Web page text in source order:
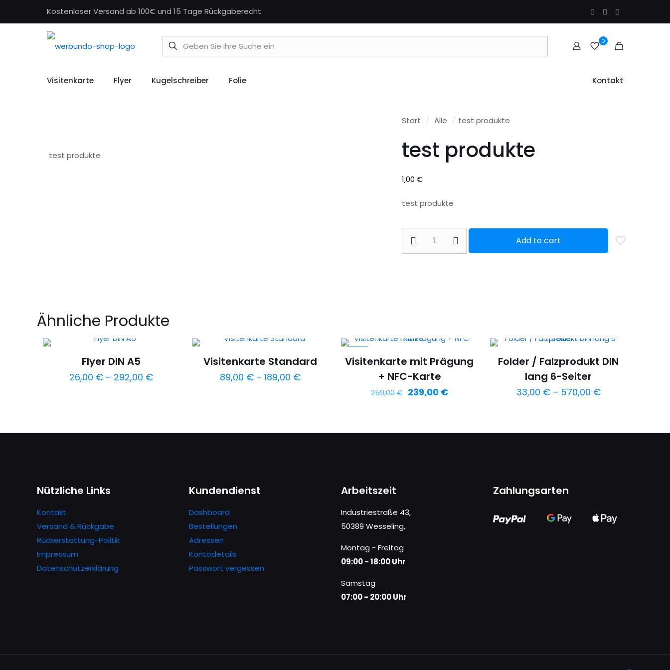
Kostenloser Versand ab 100€ und 15 Tage Rückgaberecht
0
Visitenkarte Flyer Kugelschreiber Folie Kontakt
test produkte
Start / Alle / test produkte
test produkte
1,00 €
test produkte
Add to cart
Ähnliche Produkte
Flyer DIN A5
26,00 € – 292,00 €
Visitenkarte Standard
89,00 € –189,00 €
Visitenkarte mit Prägung
+ NFC-Karte
259,00€ 239,00 €
Folder / Falzprodukt DIN
lang 6-Seiter
33,00 € – 570,00 €
Nützliche Links
Kontakt
Versand & Rückgabe
Rückerstattung-Politik
Impressum
Datenschutzerklärung
Kundendienst
Dashboard
Bestellungen
Adressen
Kontodetails
Passwort vergessen
Arbeitszeit
Industriestraße 43,
50389 Wesseling,
Montag - Freitag
09:00 - 18:00 Uhr
Samstag
07:00 - 20:00 Uhr
Zahlungsarten